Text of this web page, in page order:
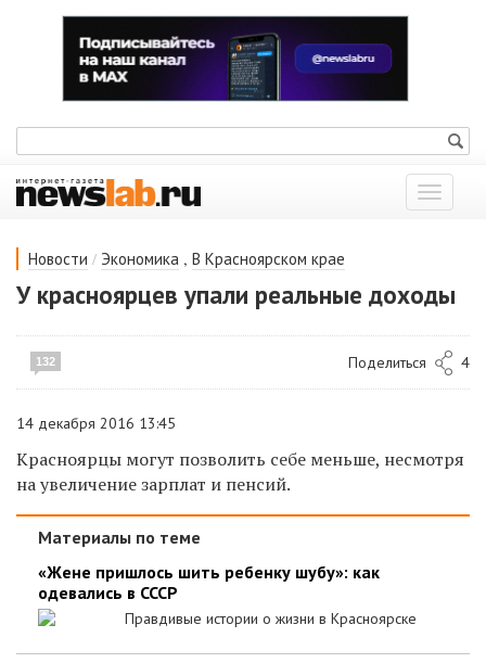
Показать
меню
Новости / Экономика , В Красноярском крае
У красноярцев упали реальные доходы
132 Поделиться 4
14 декабря 2016 13:45
Красноярцы могут позволить себе меньше, несмотря
на увеличение зарплат и пенсий.
Материалы по теме
«Жене пришлось шить ребенку шубу»: как
одевались в СССР
Правдивые истории о жизни в Красноярске